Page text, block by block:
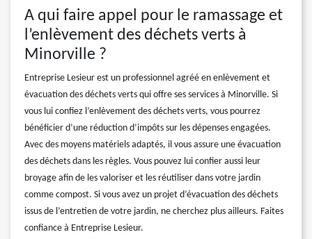
A qui faire appel pour le ramassage et
l’enlèvement des déchets verts à
Minorville ?
Entreprise Lesieur est un professionnel agréé en enlèvement et
évacuation des déchets verts qui offre ses services à Minorville. Si
vous lui confiez l’enlèvement des déchets verts, vous pourrez
bénéficier d’une réduction d’impôts sur les dépenses engagées.
Avec des moyens matériels adaptés, il vous assure une évacuation
des déchets dans les règles. Vous pouvez lui confier aussi leur
broyage afin de les valoriser et les réutiliser dans votre jardin
comme compost. Si vous avez un projet d’évacuation des déchets
issus de l’entretien de votre jardin, ne cherchez plus ailleurs. Faites
confiance à Entreprise Lesieur.